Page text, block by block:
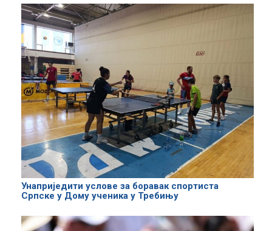
Унаприједити услове за боравак спортиста
Српске у Дому ученика у Требињу